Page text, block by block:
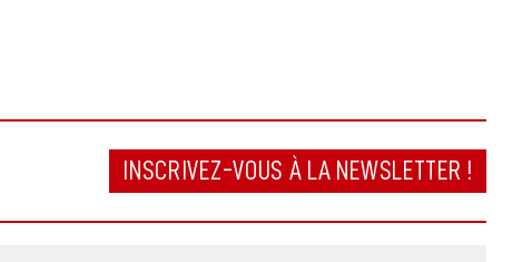
INSCRIVEZ-VOUS À LA NEWSLETTER !